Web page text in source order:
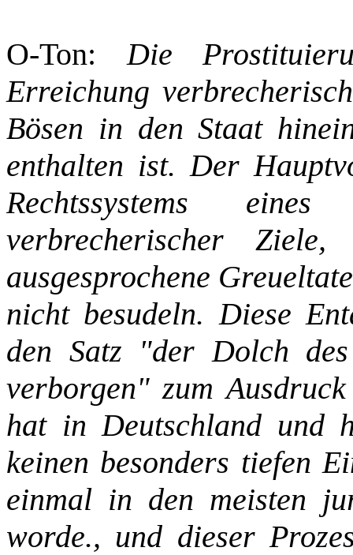
O‑Ton:Die
Erreichung
Bösen in den Staat
enthalten ist. Der
Rechtssystems
verbrecherischer
ausgesprochene
nicht besudeln. Diese
den Satz "der Dolch
verborgen" zum
hat in Deutschland und
keinen besonders tiefen
einmal in den meisten
worde., und dieser